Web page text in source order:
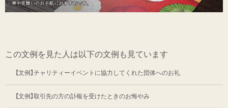
この文例を見た人は以下の文例も見ています
【文例】チャリティーイベントに協力してくれた団体へのお礼
【文例】取引先の方の訃報を受けたときのお悔やみ